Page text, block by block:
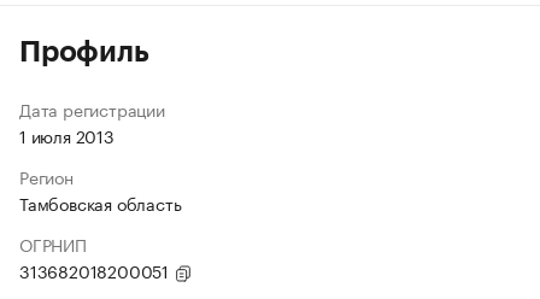
Профиль
Дата регистрации
1 июля 2013
Регион
Тамбовская область
ОГРНИП
313682018200051